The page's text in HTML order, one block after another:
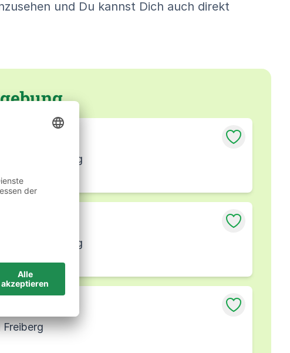
und Du kannst Dich auch direkt
Freiberg
Freiberg
Freiberg